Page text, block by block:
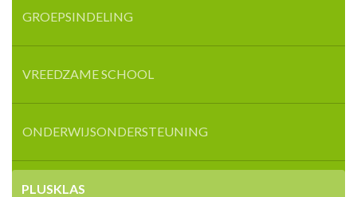
GROEPSINDELING
VREEDZAME SCHOOL
ONDERWIJSONDERSTEUNING
PLUSKLAS